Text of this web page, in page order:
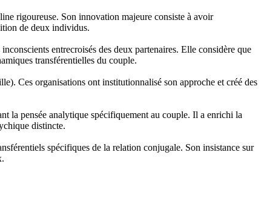
rigoureuse. Son innovation majeure consiste à avoir
de deux individus.
entrecroisés des deux partenaires. Elle considère que
transférentielles du couple.
Ces organisations ont institutionnalisé son approche et créé des
la pensée analytique spécifiquement au couple. Il a enrichi la
distincte.
spécifiques de la relation conjugale. Son insistance sur